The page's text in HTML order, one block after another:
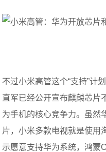
不过小米高管这个“支持”计
直军已经公开宣布麒麟芯片
为手机的核心竞争力。虽然
片，小米多款电视就是使用
示愿意支持华为系统，鸿蒙